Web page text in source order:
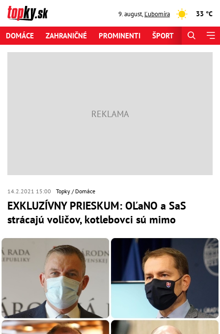
9. august,Ľubomíra 33 °C
DOMÁCE ZAHRANIČNÉ PROMINENTI ŠPORT
14.2.2021 15:00 Topky Domáce
EXKLUZÍVNY PRIESKUM: OĽaNO a SaS
strácajú voličov, kotlebovci sú mimo